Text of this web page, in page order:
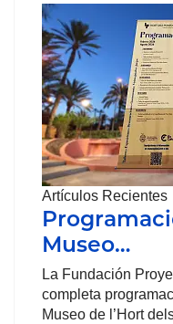
Artículos Recientes
Museo…
La Fundación
completa
Museo de l’Hort